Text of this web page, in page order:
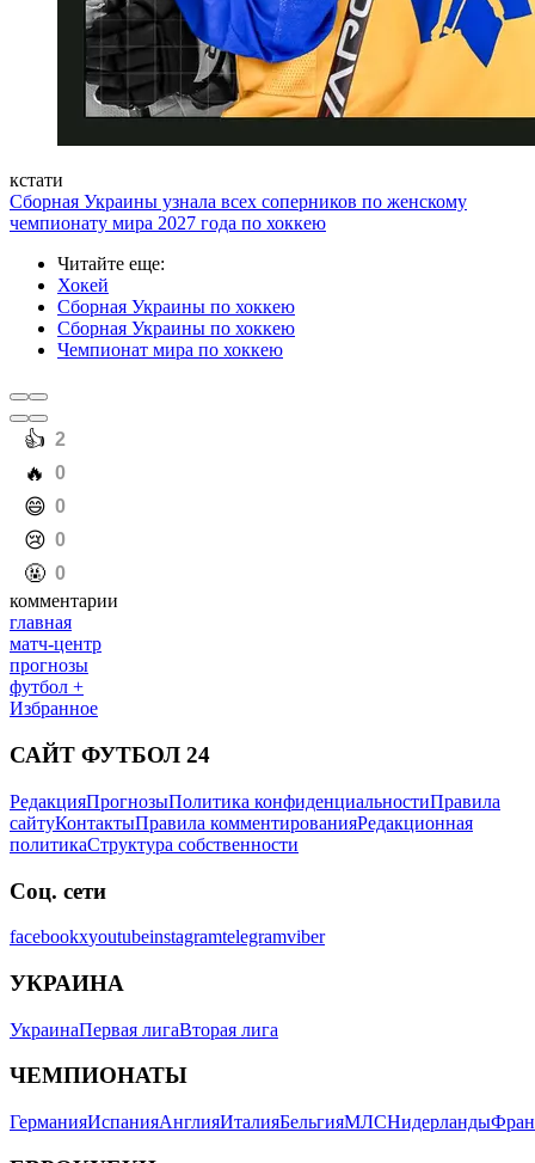
кстати
Сборная Украины узнала всех соперников по женскому
чемпионату мира 2027 года по хоккею
Читайте еще:
Хокей
Сборная Украины по хоккею
Сборная Украины по хоккею
Чемпионат мира по хоккею
️👍 2
️🔥 0
️😄 0
️😢 0
️🤬 0
комментарии